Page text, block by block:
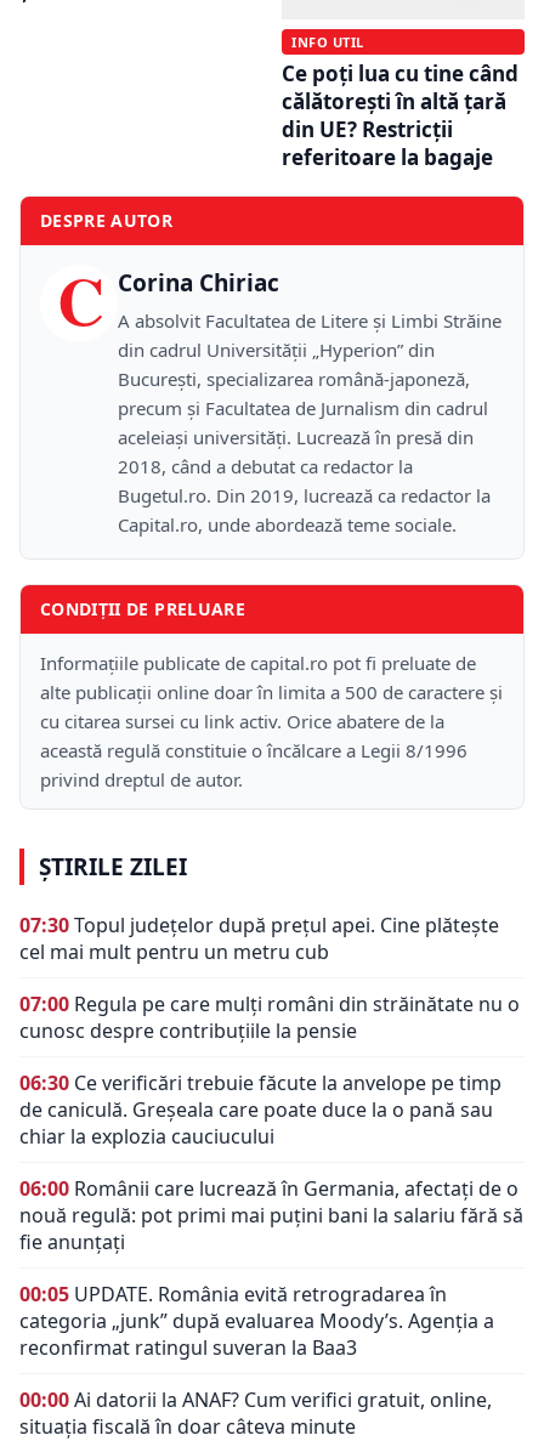
INFO UTIL
Ce poți lua cu tine când
călătorești în altă țară
din UE? Restricții
referitoare la bagaje
DESPRE AUTOR
C Corina Chiriac
A absolvit Facultatea de Litere și Limbi Străine
din cadrul Universității „Hyperion” din
București, specializarea română-japoneză,
precum și Facultatea de Jurnalism din cadrul
aceleiași universități. Lucrează în presă din
2018, când a debutat ca redactor la
Bugetul.ro. Din 2019, lucrează ca redactor la
Capital.ro, unde abordează teme sociale.
CONDIȚII DE PRELUARE
Informațiile publicate de capital.ro pot fi preluate de
alte publicații online doar în limita a 500 de caractere și
cu citarea sursei cu link activ. Orice abatere de la
această regulă constituie o încălcare a Legii 8/1996
privind dreptul de autor.
ȘTIRILE ZILEI
07:30Topul județelor după prețul apei. Cine plătește
cel mai mult pentru un metru cub
07:00 Regula pe care mulți români din străinătate nu o
cunosc despre contribuțiile la pensie
06:30 Ce verificări trebuie făcute la anvelope pe timp
de caniculă. Greșeala care poate duce la o pană sau
chiar la explozia cauciucului
06:00 Românii care lucrează în Germania, afectați de o
nouă regulă: pot primi mai puțini bani la salariu fără să
fie anunțați
00:05 UPDATE. România evită retrogradarea în
categoria „junk” după evaluarea Moody’s. Agenția a
reconfirmat ratingul suveran la Baa3
00:00Ai datorii la ANAF? Cum verifici gratuit, online,
situația fiscală în doar câteva minute